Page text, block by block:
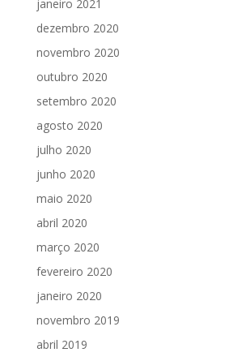
janeiro 2021
dezembro 2020
novembro 2020
outubro 2020
setembro 2020
agosto 2020
julho 2020
junho 2020
maio 2020
abril 2020
março 2020
fevereiro 2020
janeiro 2020
novembro 2019
abril 2019